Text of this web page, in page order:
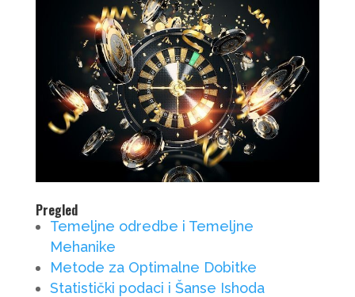
Pregled
Temeljne odredbe i Temeljne
Mehanike
Metode za Optimalne Dobitke
Statistički podaci i Šanse Ishoda